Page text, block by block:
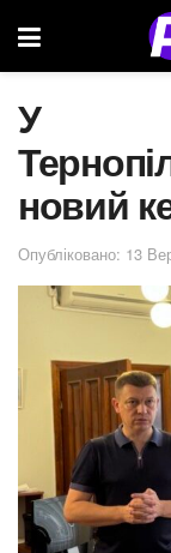
У
новий
Опубліковано: 13